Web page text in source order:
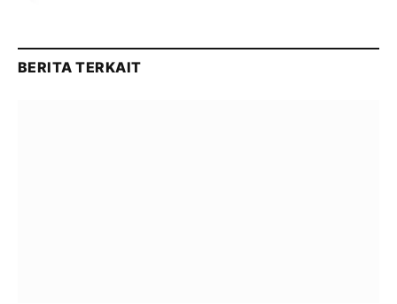
BERITA TERKAIT